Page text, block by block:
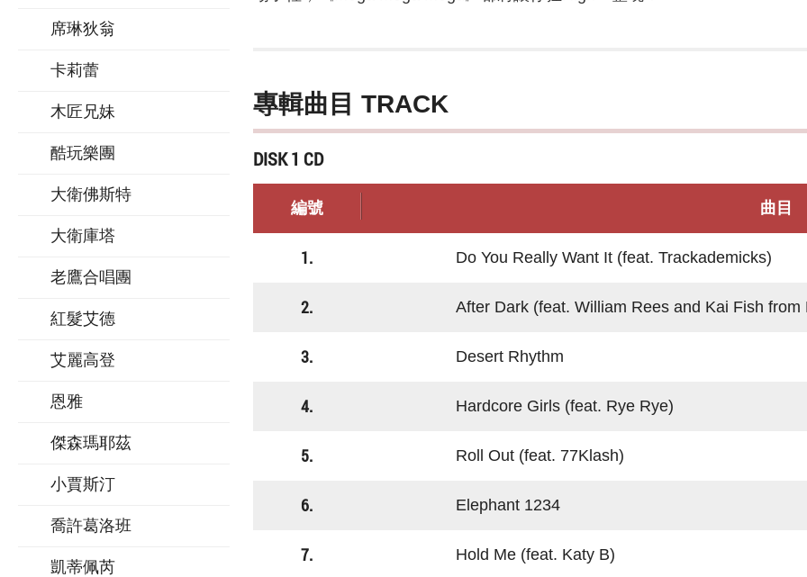
席琳狄翁
卡莉蕾
木匠兄妹
酷玩樂團
大衛佛斯特
大衛庫塔
老鷹合唱團
紅髮艾德
艾麗高登
恩雅
傑森瑪耶茲
小賈斯汀
喬許葛洛班
凱蒂佩芮
專輯曲目 TRACK
DISK 1 CD
編號 曲目
1. Do You Really Want It (feat. Trackademicks)
2. After Dark (feat. William Rees and Kai Fish from
3. Desert Rhythm
4. Hardcore Girls (feat. Rye Rye)
5. Roll Out (feat. 77Klash)
6. Elephant 1234
7. Hold Me (feat. Katy B)